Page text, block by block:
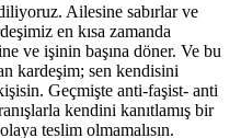
Ailesine sabırlar ve
en kısa zamanda
ve işinin başına döner. Ve bu
kardeşim; sen kendisini
Geçmişte anti-faşist- anti
kendini kanıtlamış bir
teslim olmamalısın.